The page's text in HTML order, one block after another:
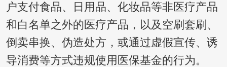
户支付食品、日用品、化妆品等非医疗产品
和白名单之外的医疗产品，以及空刷套刷、
倒卖串换、伪造处方，或通过虚假宣传、诱
导消费等方式违规使用医保基金的行为。